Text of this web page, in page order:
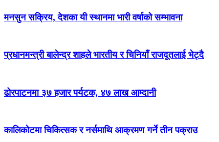
मनसुन सक्रिय, देशका यी स्थानमा भारी वर्षाको सम्भावना
प्रधानमन्त्री बालेन्द्र शाहले भारतीय र चिनियाँ राजदूतलाई भेट्दै
ढोरपाटनमा ३७ हजार पर्यटक, ४७ लाख आम्दानी
कालिकोटमा चिकित्सक र नर्समाथि आक्रमण गर्ने तीन पक्राउ